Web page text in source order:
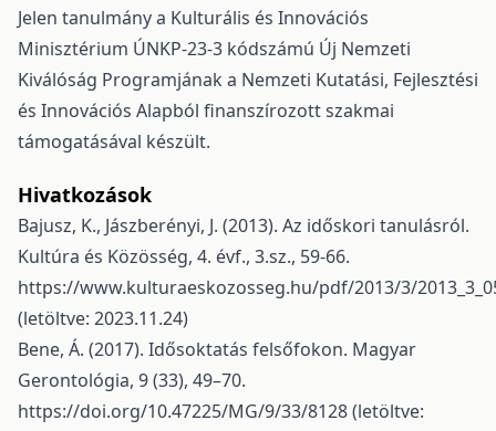
Jelen tanulmány a Kulturális és Innovációs
Minisztérium ÚNKP-23-3 kódszámú Új Nemzeti
Kiválóság Programjának a Nemzeti Kutatási, Fejlesztési
és Innovációs Alapból finanszírozott szakmai
támogatásával készült.
Hivatkozások
Bajusz, K., Jászberényi, J. (2013). Az időskori tanulásról.
Kultúra és Közösség, 4. évf., 3.sz., 59-66.
https://www.kulturaeskozosseg.hu/pdf/2013/3/
(letöltve: 2023.11.24)
Bene, Á. (2017). Idősoktatás felsőfokon. Magyar
Gerontológia, 9 (33), 49–70.
https://doi.org/10.47225/MG/9/33/8128(letöltve: